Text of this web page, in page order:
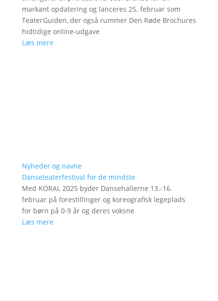
markant opdatering og lanceres 25. februar som
TeaterGuiden, der også rummer Den Røde Brochures
hidtidige online-udgave
Læs mere
Nyheder og navne
Danseteaterfestival for de mindste
Med KORAL 2025 byder Dansehallerne 13.-16.
februar på forestillinger og koreografisk legeplads
for børn på 0-9 år og deres voksne
Læs mere